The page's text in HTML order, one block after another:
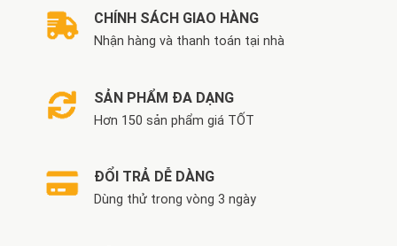
CHÍNH SÁCH GIAO HÀNG
Nhận hàng và thanh toán tại nhà
SẢN PHẨM ĐA DẠNG
Hơn 150 sản phẩm giá TỐT
ĐỔI TRẢ DỄ DÀNG
Dùng thử trong vòng 3 ngày